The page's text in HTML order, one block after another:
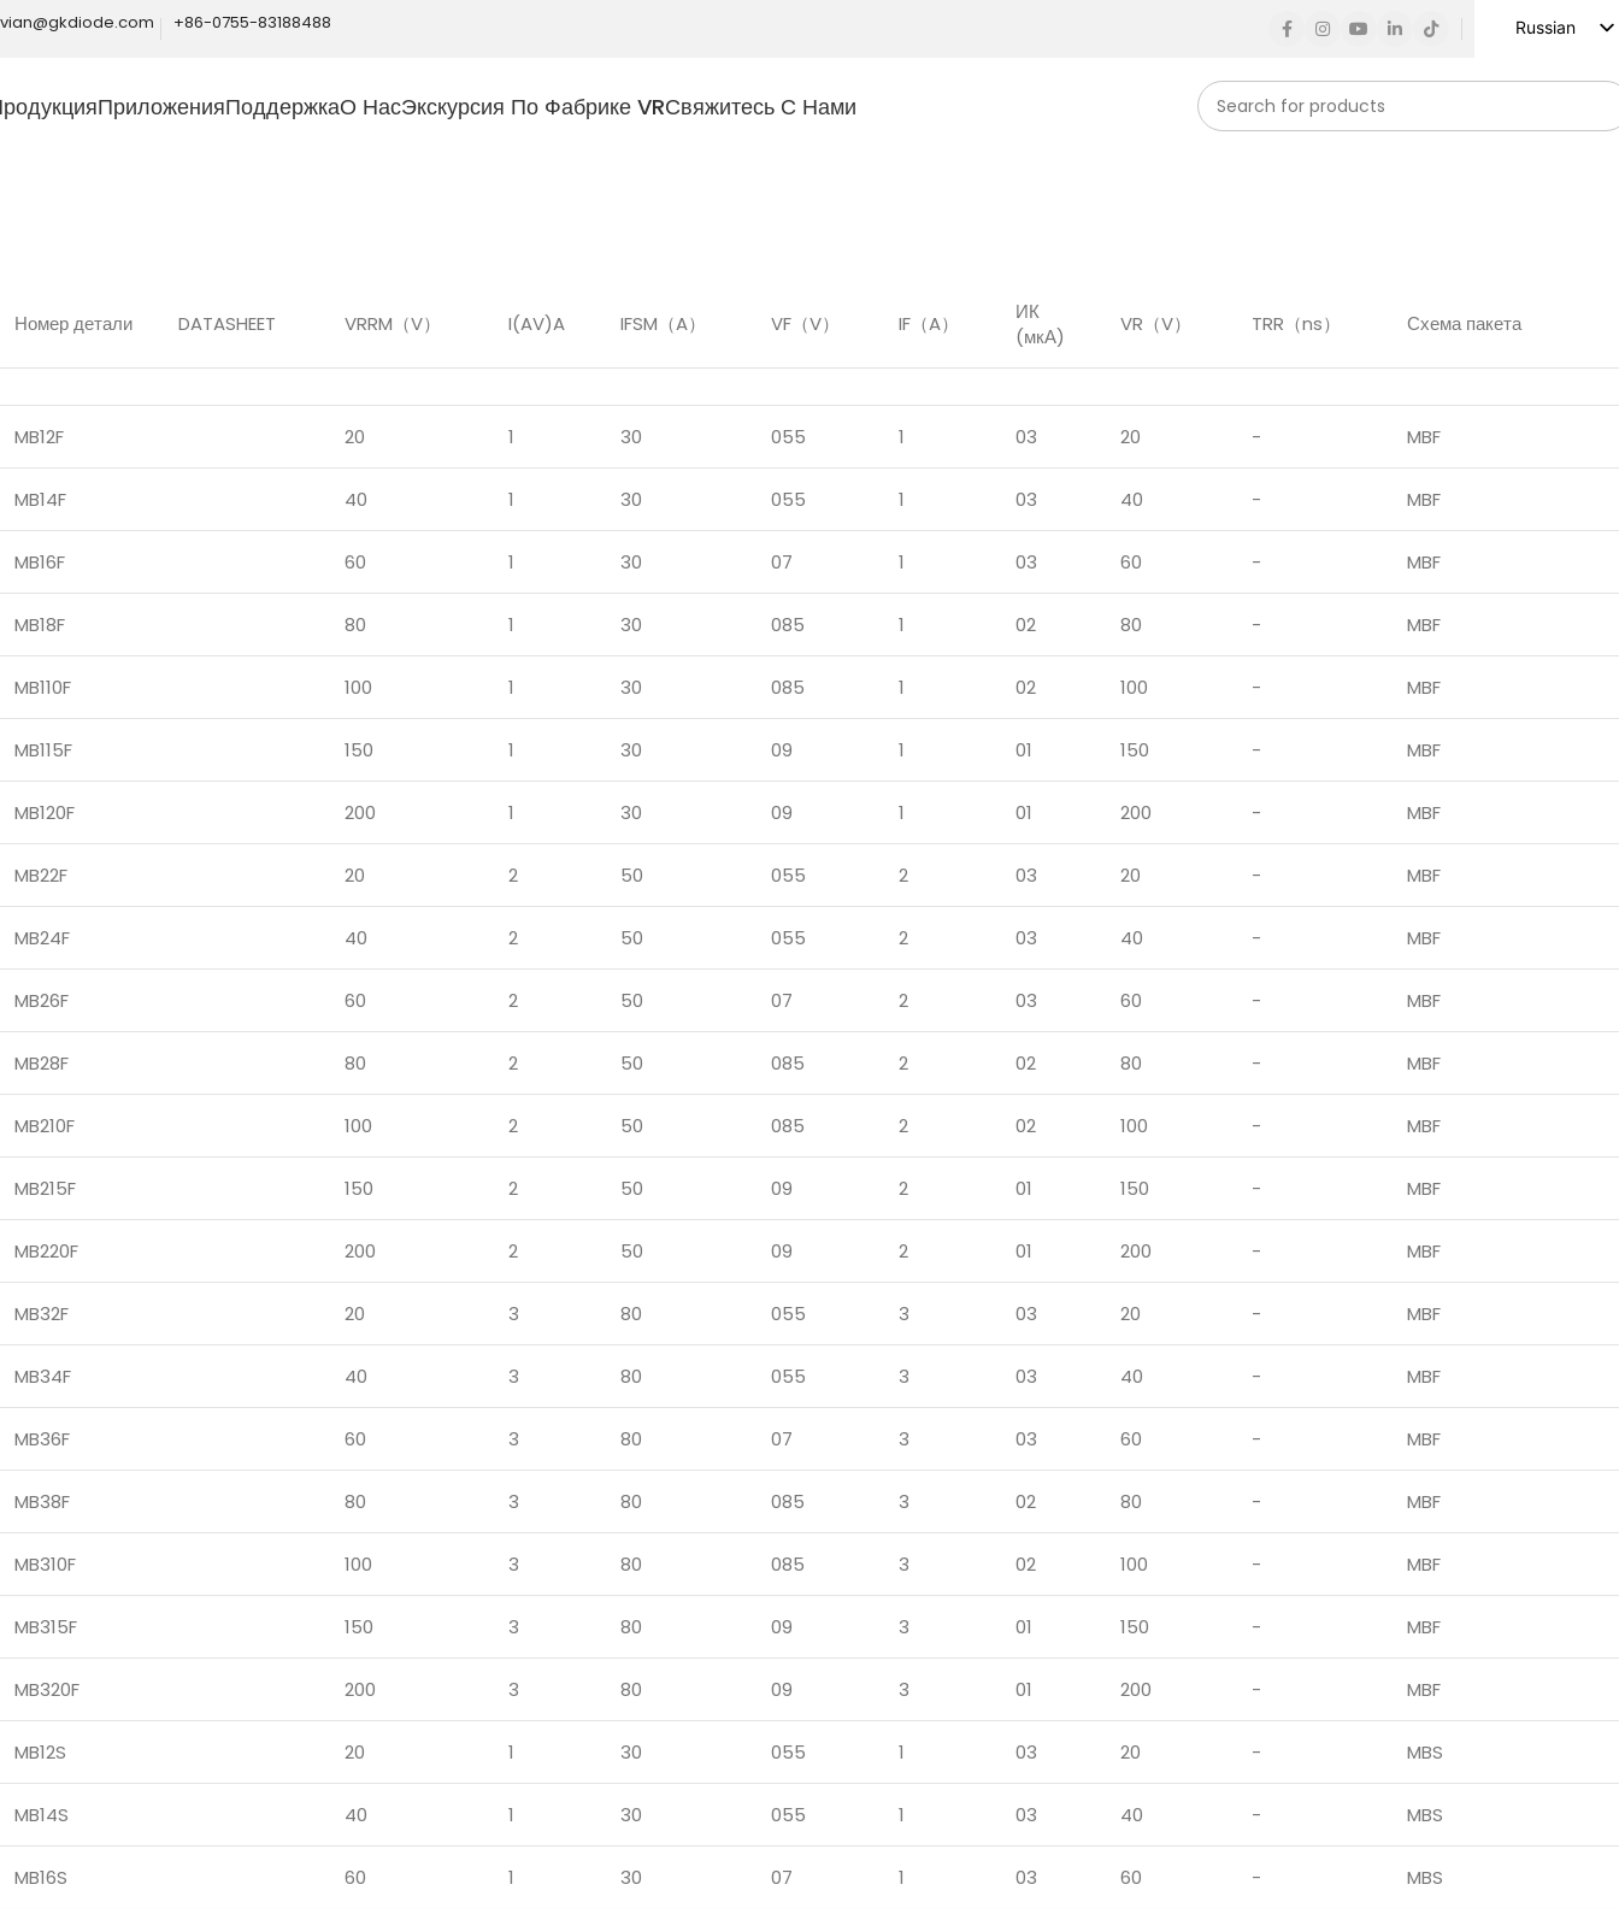
+86-0755-83188488
Russian
ПриложенияПоддержкаО НасЭкскурсия По Фабрике VRСвяжитесь С Нами
Номер детали DATASHEET VRRM（V） I(AV)A IFSM（A） VF（V） IF（A）
ИК
(мкА)
VR（V） TRR（ns） Схема пакета
MB12F 20 1 30 055 1 03 20 - MBF
MB14F 40 1 30 055 1 03 40 - MBF
MB16F 60 1 30 07 1 03 60 - MBF
MB18F 80 1 30 085 1 02 80 - MBF
MB110F 100 1 30 085 1 02 100 - MBF
MB115F 150 1 30 09 1 01 150 - MBF
MB120F 200 1 30 09 1 01 200 - MBF
MB22F 20 2 50 055 2 03 20 - MBF
MB24F 40 2 50 055 2 03 40 - MBF
MB26F 60 2 50 07 2 03 60 - MBF
MB28F 80 2 50 085 2 02 80 - MBF
MB210F 100 2 50 085 2 02 100 - MBF
MB215F 150 2 50 09 2 01 150 - MBF
MB220F 200 2 50 09 2 01 200 - MBF
MB32F 20 3 80 055 3 03 20 - MBF
MB34F 40 3 80 055 3 03 40 - MBF
MB36F 60 3 80 07 3 03 60 - MBF
MB38F 80 3 80 085 3 02 80 - MBF
MB310F 100 3 80 085 3 02 100 - MBF
MB315F 150 3 80 09 3 01 150 - MBF
MB320F 200 3 80 09 3 01 200 - MBF
MB12S 20 1 30 055 1 03 20 - MBS
MB14S 40 1 30 055 1 03 40 - MBS
MB16S 60 1 30 07 1 03 60 - MBS